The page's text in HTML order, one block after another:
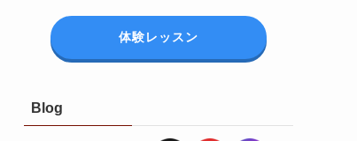
体験レッスン
Blog